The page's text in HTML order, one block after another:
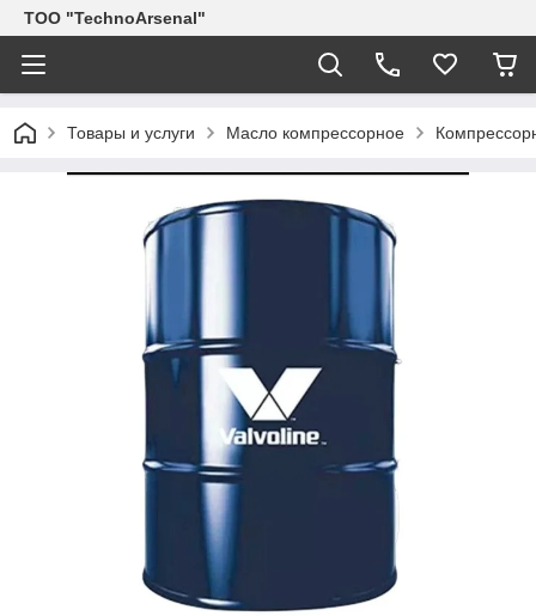
ТОО "TechnoArsenal"
Товары и услуги Масло компрессорное